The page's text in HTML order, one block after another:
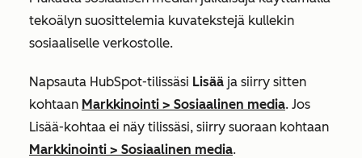
tekoälyn suosittelemia kuvatekstejä kullekin
sosiaaliselle verkostolle.
Napsauta HubSpot-tilissäsi Lisää ja siirry sitten
kohtaan Markkinointi > Sosiaalinen media. Jos
Lisää-kohtaa ei näy tilissäsi, siirry suoraan kohtaan
Markkinointi > Sosiaalinen media.